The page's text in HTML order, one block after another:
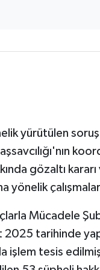
yürütülen
gözaltı
yönelik
Mücadele
tarihinde
işlem tesis